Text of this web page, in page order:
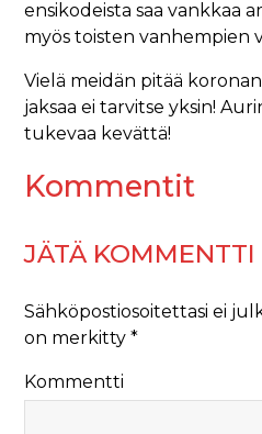
ensikodeista saa vankkaa
myös toisten vanhempien
Vielä meidän pitää
jaksaa ei tarvitse yksin!
tukevaa kevättä!
Kommentit
JÄTÄ KOMMENTTI
Sähköpostiosoitettasi ei
on merkitty*
Kommentti